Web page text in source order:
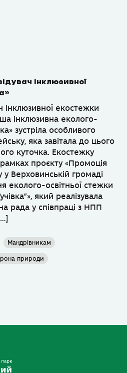
інклюзивної
інклюзивної екостежки
інклюзивна еколого-
зустріла особливого
яка завітала до цього
куточка. Екостежку
проєкту «Промоція
у Верховинській громаді
еколого-освітньої стежки
який реалізувала
рада у співпраці з НПП
Мандрівникам
природи